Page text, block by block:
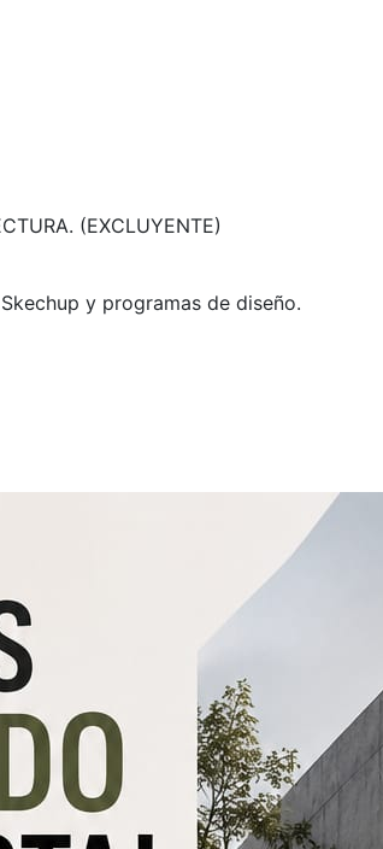
(EXCLUYENTE)
y programas de diseño.